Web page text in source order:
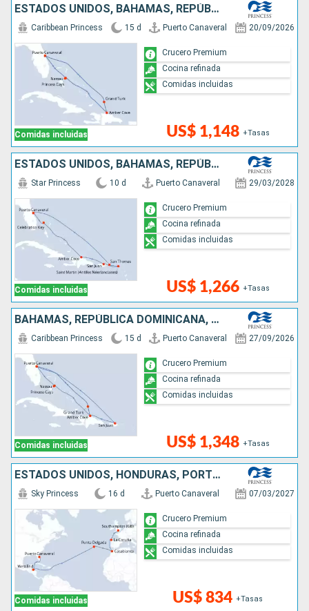
ESTADOS UNIDOS, BAHAMAS, REPÚBLICA DOMINICANA
Comidas incluidas
Caribbean Princess 15 d Puerto Canaveral 20/09/2026
US$ 1,148 +Tasas
Crucero Premium
Cocina refinada
Comidas incluidas
ESTADOS UNIDOS, BAHAMAS, REPÚBLICA DOMINICANA, PUERTO RICO, SAN MARTÍN
Comidas incluidas
Star Princess 10 d Puerto Canaveral 29/03/2028
US$ 1,266 +Tasas
Crucero Premium
Cocina refinada
Comidas incluidas
BAHAMAS, REPÚBLICA DOMINICANA, ESTADOS UNIDOS, PUERTO RICO
Comidas incluidas
Caribbean Princess 15 d Puerto Canaveral 27/09/2026
US$ 1,348 +Tasas
Crucero Premium
Cocina refinada
Comidas incluidas
ESTADOS UNIDOS, HONDURAS, PORTUGAL, MARRUECOS, ESPAÑA, REINO UNIDO
Comidas incluidas
Sky Princess 16 d Puerto Canaveral 07/03/2027
US$ 834 +Tasas
Crucero Premium
Cocina refinada
Comidas incluidas